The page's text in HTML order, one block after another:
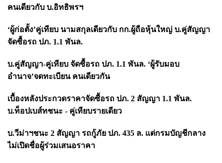
คนเดียวกับ บ.อิทธิพรฯ
‘ผู้ก่อตั้ง’คู่เทียบ นามสกุลเดียวกับ กก.ผู้ถือหุ้นใหญ่ บ.คู่สัญญา
จัดซื้อรถ ปภ. 1.1 พันล.
บ.คู่สัญญา-คู่เทียบ จัดซื้อรถ ปภ. 1.1 พันล. ‘ผู้รับมอบ
อำนาจ’จดทะเบียน คนเดียวกัน
เบื้องหลังประกวดราคาจัดซื้อรถ ปภ. 2 สัญญา 1.1 พันล.
บ.ท็อปเบส์ทชนะ - คู่เทียบรายเดียว
บ.วีม่าฯชนะ 2 สัญญา รถกู้ภัย ปภ. 435 ล. แต่กรมบัญชีกลาง
ไม่เปิดชื่อผู้ร่วมเสนอราคา